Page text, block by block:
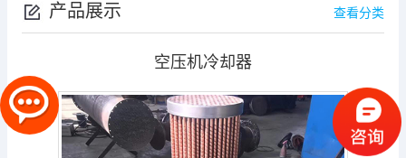
产品展示 查看分类
空压机冷却器